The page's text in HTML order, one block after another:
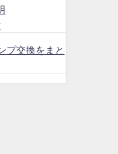
プ交換をまと